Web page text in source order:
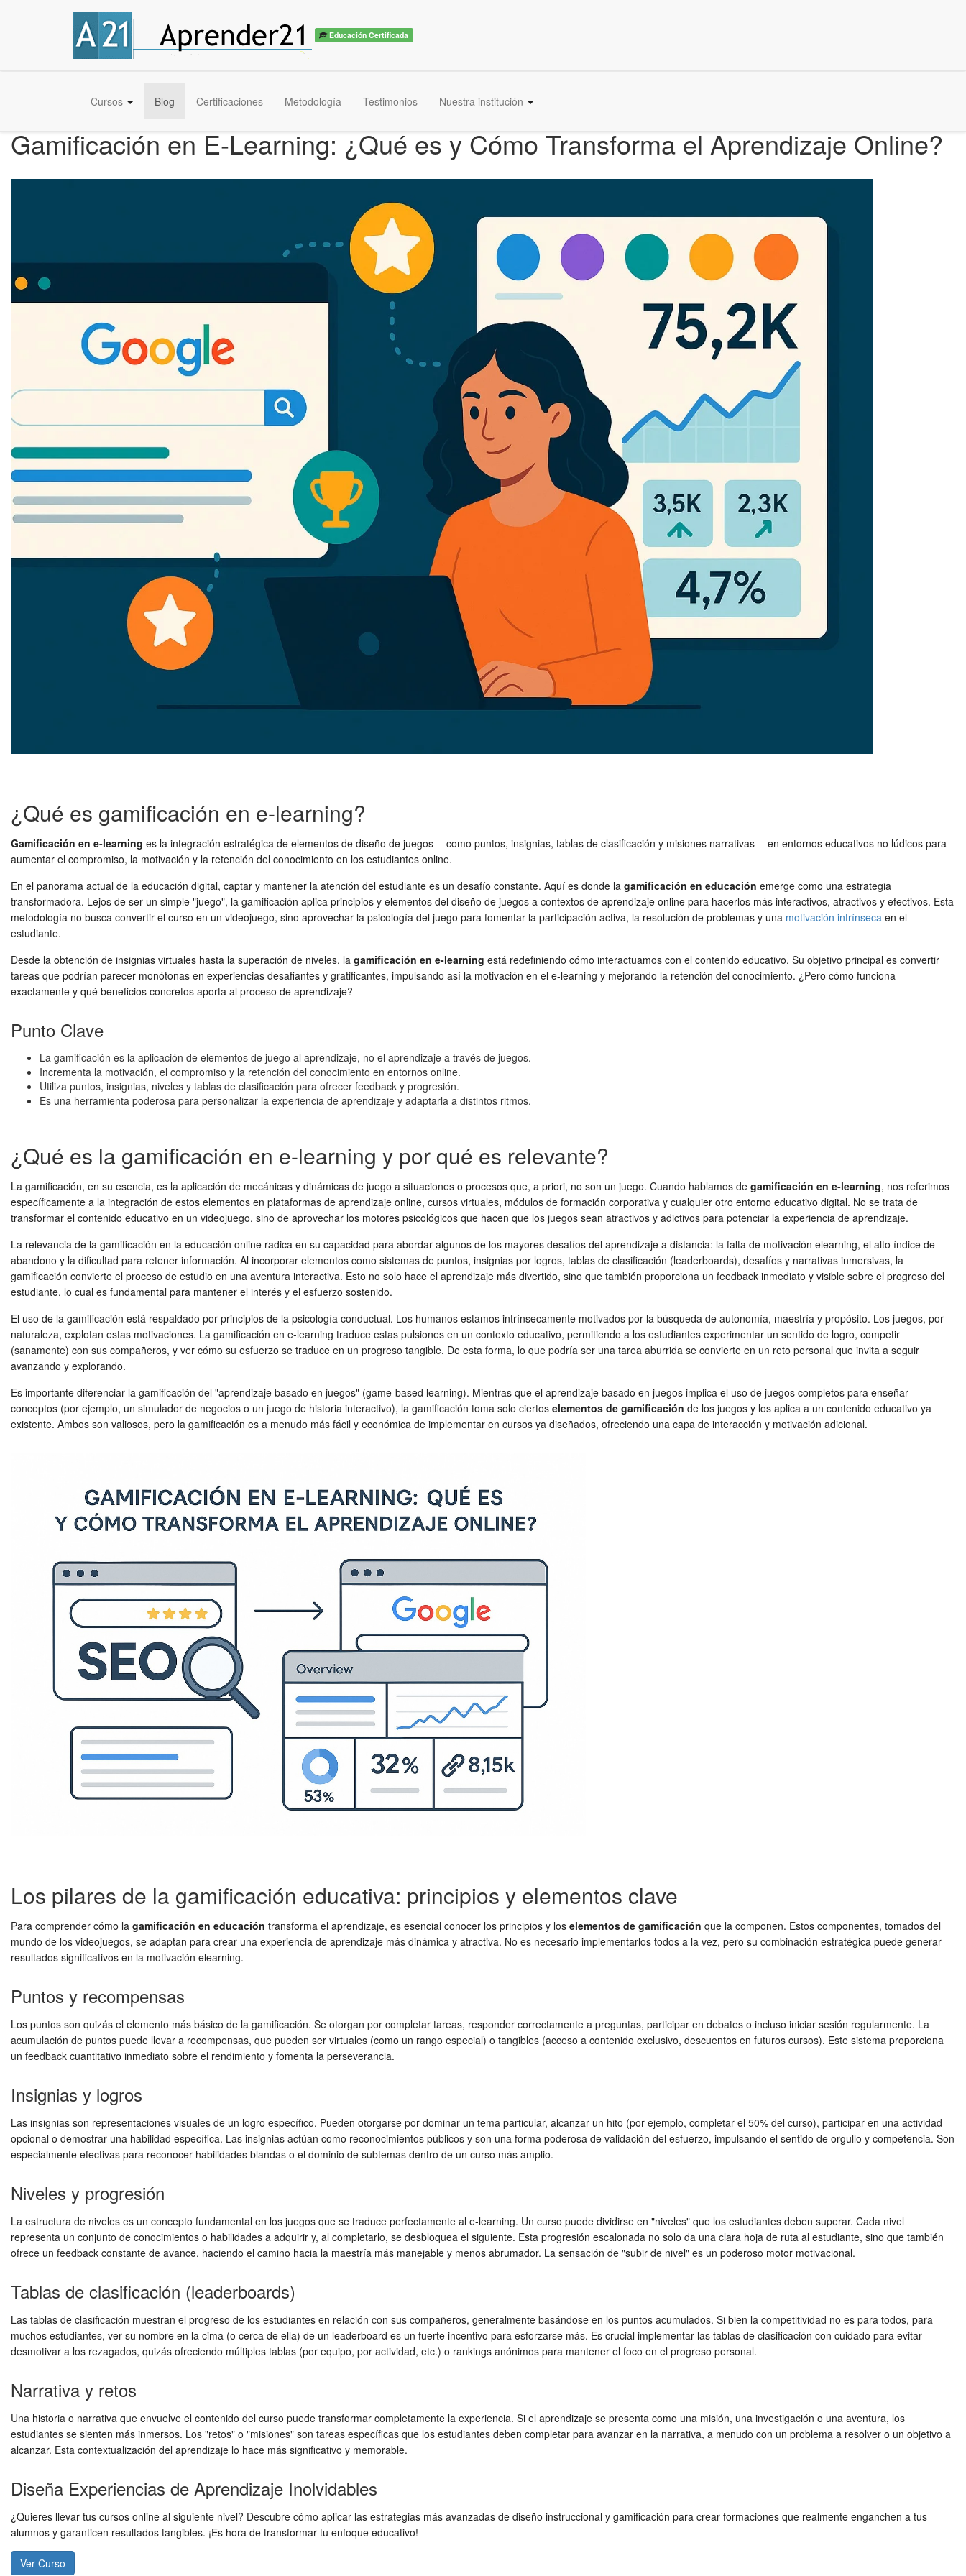
Educación Certificada
Cursos Blog Certificaciones Metodología Testimonios Nuestra institución
Gamificación en E-Learning: ¿Qué es y Cómo Transforma el Aprendizaje Online?
¿Qué es gamificación en e-learning?
Gamificación en e-learning es la integración estratégica de elementos de diseño de juegos —como puntos, insignias, tablas de clasificación y misiones narrativas— en entornos educativos no lúdicos para
aumentar el compromiso, la motivación y la retención del conocimiento en los estudiantes online.
En el panorama actual de la educación digital, captar y mantener la atención del estudiante es un desafío constante. Aquí es donde la gamificación en educación emerge como una estrategia
transformadora. Lejos de ser un simple "juego", la gamificación aplica principios y elementos del diseño de juegos a contextos de aprendizaje online para hacerlos más interactivos, atractivos y efectivos. Esta
metodología no busca convertir el curso en un videojuego, sino aprovechar la psicología del juego para fomentar la participación activa, la resolución de problemas y una motivación intrínseca en el
estudiante.
Desde la obtención de insignias virtuales hasta la superación de niveles, la gamificación en e-learning está redefiniendo cómo interactuamos con el contenido educativo. Su objetivo principal es convertir
tareas que podrían parecer monótonas en experiencias desafiantes y gratificantes, impulsando así la motivación en el e-learning y mejorando la retención del conocimiento. ¿Pero cómo funciona
exactamente y qué beneficios concretos aporta al proceso de aprendizaje?
Punto Clave
La gamificación es la aplicación de elementos de juego al aprendizaje, no el aprendizaje a través de juegos.
Incrementa la motivación, el compromiso y la retención del conocimiento en entornos online.
Utiliza puntos, insignias, niveles y tablas de clasificación para ofrecer feedback y progresión.
Es una herramienta poderosa para personalizar la experiencia de aprendizaje y adaptarla a distintos ritmos.
¿Qué es la gamificación en e-learning y por qué es relevante?
La gamificación, en su esencia, es la aplicación de mecánicas y dinámicas de juego a situaciones o procesos que, a priori, no son un juego. Cuando hablamos de gamificación en e-learning, nos referimos
específicamente a la integración de estos elementos en plataformas de aprendizaje online, cursos virtuales, módulos de formación corporativa y cualquier otro entorno educativo digital. No se trata de
transformar el contenido educativo en un videojuego, sino de aprovechar los motores psicológicos que hacen que los juegos sean atractivos y adictivos para potenciar la experiencia de aprendizaje.
La relevancia de la gamificación en la educación online radica en su capacidad para abordar algunos de los mayores desafíos del aprendizaje a distancia: la falta de motivación elearning, el alto índice de
abandono y la dificultad para retener información. Al incorporar elementos como sistemas de puntos, insignias por logros, tablas de clasificación (leaderboards), desafíos y narrativas inmersivas, la
gamificación convierte el proceso de estudio en una aventura interactiva. Esto no solo hace el aprendizaje más divertido, sino que también proporciona un feedback inmediato y visible sobre el progreso del
estudiante, lo cual es fundamental para mantener el interés y el esfuerzo sostenido.
El uso de la gamificación está respaldado por principios de la psicología conductual. Los humanos estamos intrínsecamente motivados por la búsqueda de autonomía, maestría y propósito. Los juegos, por
naturaleza, explotan estas motivaciones. La gamificación en e-learning traduce estas pulsiones en un contexto educativo, permitiendo a los estudiantes experimentar un sentido de logro, competir
(sanamente) con sus compañeros, y ver cómo su esfuerzo se traduce en un progreso tangible. De esta forma, lo que podría ser una tarea aburrida se convierte en un reto personal que invita a seguir
avanzando y explorando.
Es importante diferenciar la gamificación del "aprendizaje basado en juegos" (game-based learning). Mientras que el aprendizaje basado en juegos implica el uso de juegos completos para enseñar
conceptos (por ejemplo, un simulador de negocios o un juego de historia interactivo), la gamificación toma solo ciertos elementos de gamificación de los juegos y los aplica a un contenido educativo ya
existente. Ambos son valiosos, pero la gamificación es a menudo más fácil y económica de implementar en cursos ya diseñados, ofreciendo una capa de interacción y motivación adicional.
Los pilares de la gamificación educativa: principios y elementos clave
Para comprender cómo la gamificación en educación transforma el aprendizaje, es esencial conocer los principios y los elementos de gamificación que la componen. Estos componentes, tomados del
mundo de los videojuegos, se adaptan para crear una experiencia de aprendizaje más dinámica y atractiva. No es necesario implementarlos todos a la vez, pero su combinación estratégica puede generar
resultados significativos en la motivación elearning.
Puntos y recompensas
Los puntos son quizás el elemento más básico de la gamificación. Se otorgan por completar tareas, responder correctamente a preguntas, participar en debates o incluso iniciar sesión regularmente. La
acumulación de puntos puede llevar a recompensas, que pueden ser virtuales (como un rango especial) o tangibles (acceso a contenido exclusivo, descuentos en futuros cursos). Este sistema proporciona
un feedback cuantitativo inmediato sobre el rendimiento y fomenta la perseverancia.
Insignias y logros
Las insignias son representaciones visuales de un logro específico. Pueden otorgarse por dominar un tema particular, alcanzar un hito (por ejemplo, completar el 50% del curso), participar en una actividad
opcional o demostrar una habilidad específica. Las insignias actúan como reconocimientos públicos y son una forma poderosa de validación del esfuerzo, impulsando el sentido de orgullo y competencia. Son
especialmente efectivas para reconocer habilidades blandas o el dominio de subtemas dentro de un curso más amplio.
Niveles y progresión
La estructura de niveles es un concepto fundamental en los juegos que se traduce perfectamente al e-learning. Un curso puede dividirse en "niveles" que los estudiantes deben superar. Cada nivel
representa un conjunto de conocimientos o habilidades a adquirir y, al completarlo, se desbloquea el siguiente. Esta progresión escalonada no solo da una clara hoja de ruta al estudiante, sino que también
ofrece un feedback constante de avance, haciendo el camino hacia la maestría más manejable y menos abrumador. La sensación de "subir de nivel" es un poderoso motor motivacional.
Tablas de clasificación (leaderboards)
Las tablas de clasificación muestran el progreso de los estudiantes en relación con sus compañeros, generalmente basándose en los puntos acumulados. Si bien la competitividad no es para todos, para
muchos estudiantes, ver su nombre en la cima (o cerca de ella) de un leaderboard es un fuerte incentivo para esforzarse más. Es crucial implementar las tablas de clasificación con cuidado para evitar
desmotivar a los rezagados, quizás ofreciendo múltiples tablas (por equipo, por actividad, etc.) o rankings anónimos para mantener el foco en el progreso personal.
Narrativa y retos
Una historia o narrativa que envuelve el contenido del curso puede transformar completamente la experiencia. Si el aprendizaje se presenta como una misión, una investigación o una aventura, los
estudiantes se sienten más inmersos. Los "retos" o "misiones" son tareas específicas que los estudiantes deben completar para avanzar en la narrativa, a menudo con un problema a resolver o un objetivo a
alcanzar. Esta contextualización del aprendizaje lo hace más significativo y memorable.
Diseña Experiencias de Aprendizaje Inolvidables
¿Quieres llevar tus cursos online al siguiente nivel? Descubre cómo aplicar las estrategias más avanzadas de diseño instruccional y gamificación para crear formaciones que realmente enganchen a tus
alumnos y garanticen resultados tangibles. ¡Es hora de transformar tu enfoque educativo!
Ver Curso